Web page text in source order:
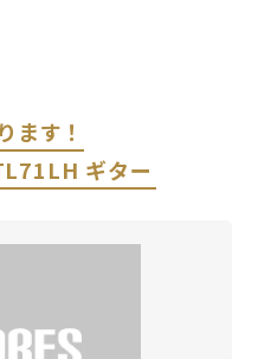
ます！
ギター